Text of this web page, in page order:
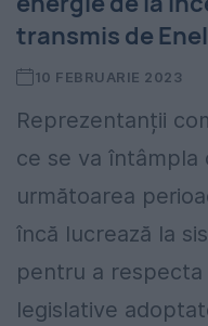
transmis de
10 FEBRUARIE 2023
Reprezentanții
ce se va
următoarea
încă lucrează la
pentru a
legislative